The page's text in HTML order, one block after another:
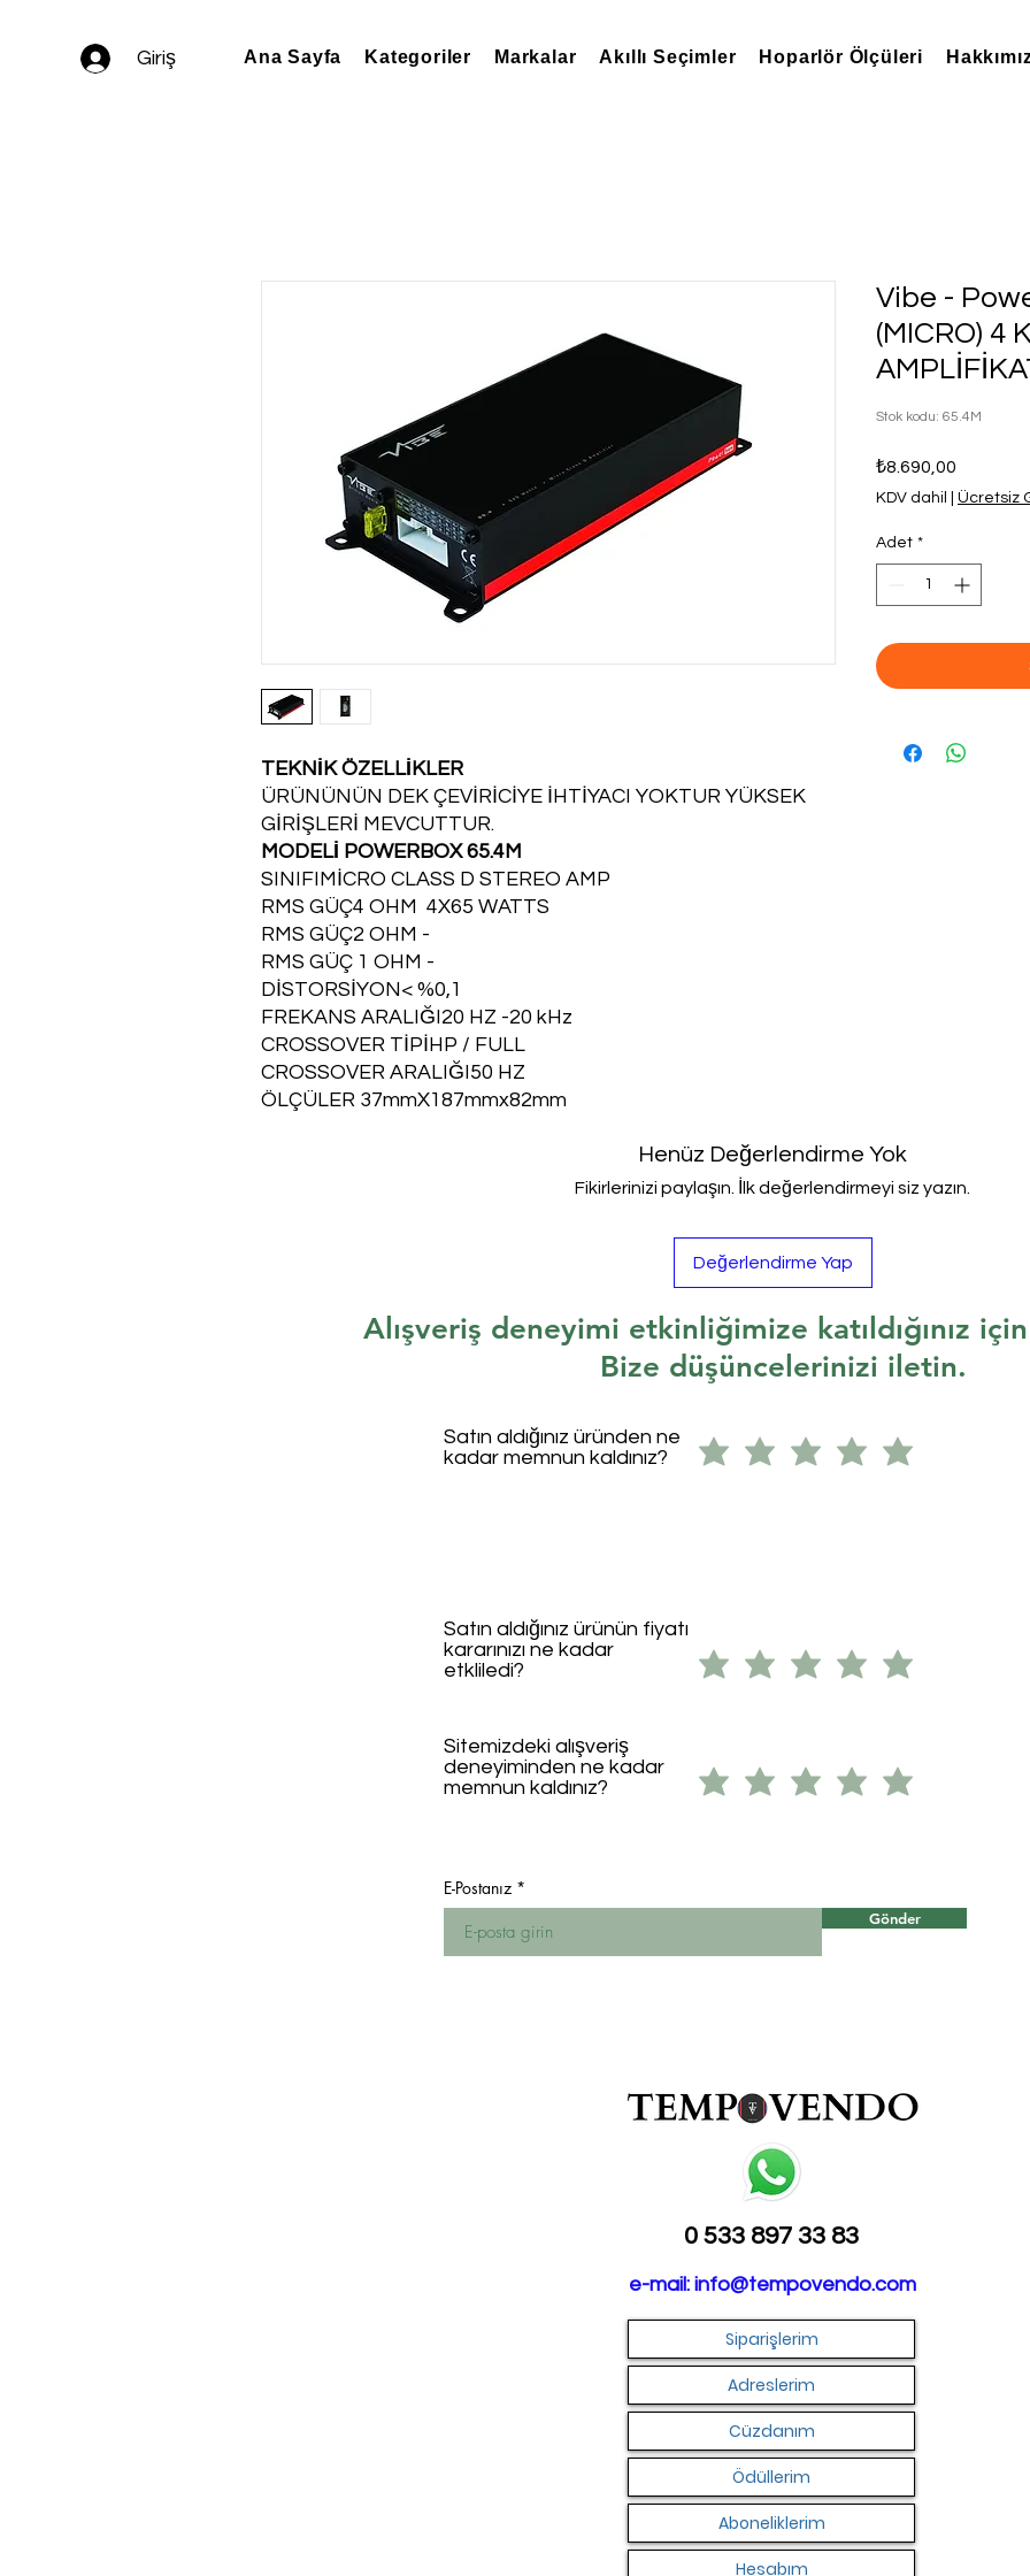
Giriş Ana Sayfa Kategoriler Markalar Akıllı Seçimler Hoparlör Ölçüleri
TEKNİK ÖZELLİKLER
ÜRÜNÜNÜN DEK ÇEVİRİCİYE İHTİYACI YOKTUR YÜKSEK
GİRİŞLERİ MEVCUTTUR.
MODELİ POWERBOX 65.4M
SINIFIMİCRO CLASS D STEREO AMP
RMS GÜÇ4 OHM 4X65 WATTS
RMS GÜÇ2 OHM -
RMS GÜÇ 1 OHM -
DİSTORSİYON< %0,1
FREKANS ARALIĞI20 HZ -20 kHz
CROSSOVER TİPİHP / FULL
CROSSOVER ARALIĞI50 HZ
ÖLÇÜLER 37mmX187mmx82mm
Vibe -
(MICRO) 4
Stok kodu: 65.4M
₺8.690,00
KDV dahil Ücretsiz
Adet *
Henüz Değerlendirme Yok
Fikirlerinizi paylaşın. İlk değerlendirmeyi siz yazın.
Değerlendirme Yap
Alışveriş deneyimi etkinliğimize katıldığınız
Bize düşüncelerinizi iletin.
Satın aldığınız üründen ne
kadar memnun kaldınız?
Satın aldığınız ürünün fiyatı
kararınızı ne kadar
etkliledi?
Sitemizdeki alışveriş
deneyiminden ne kadar
memnun kaldınız?
E-Postanız
Gönder
0 533 897 33 83
e-mail: info@tempovendo.com
Siparişlerim
Adreslerim
Cüzdanım
Ödüllerim
Aboneliklerim
Hesabım